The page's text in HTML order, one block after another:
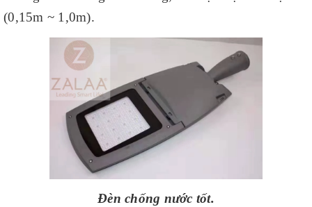
(0,15m ~ 1,0m).
Đèn chống nước tốt.